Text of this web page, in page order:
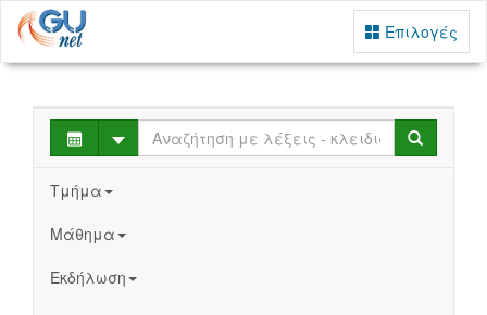
Επιλογές
Select Search
Τμήμα
Μάθημα
Εκδήλωση